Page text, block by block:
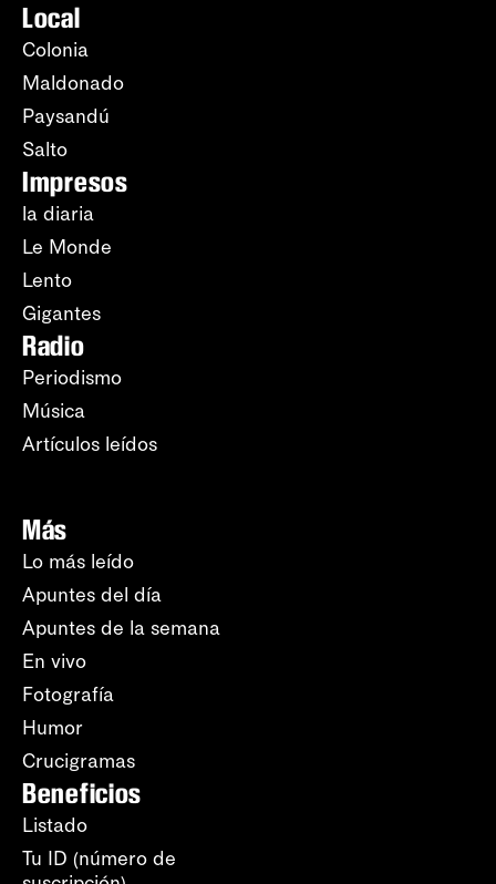
Local
Colonia
Maldonado
Paysandú
Salto
Impresos
la diaria
Le Monde
Lento
Gigantes
Radio
Periodismo
Música
Artículos leídos
Más
Lo más leído
Apuntes del día
Apuntes de la semana
En vivo
Fotografía
Humor
Crucigramas
Beneficios
Listado
Tu ID (número de